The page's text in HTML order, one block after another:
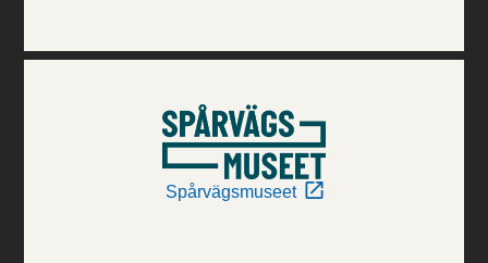
Spårvägsmuseet